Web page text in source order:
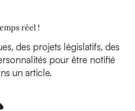
réel !
des projets législatifs, des
pour être notifié
un article.